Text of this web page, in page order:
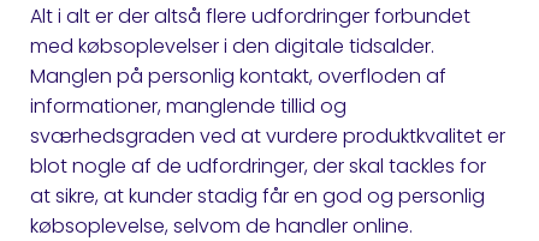
Alt i alt er der altså flere udfordringer forbundet
med købsoplevelser i den digitale tidsalder.
Manglen på personlig kontakt, overfloden af
informationer, manglende tillid og
sværhedsgraden ved at vurdere produktkvalitet er
blot nogle af de udfordringer, der skal tackles for
at sikre, at kunder stadig får en god og personlig
købsoplevelse, selvom de handler online.